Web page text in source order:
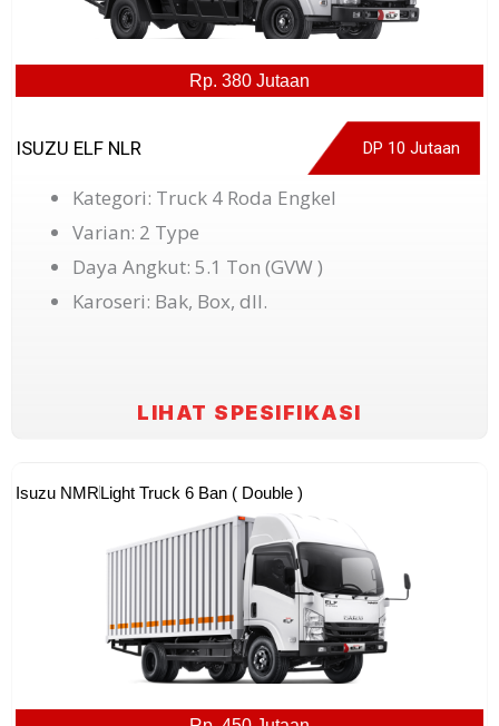
Rp. 380 Jutaan
ISUZU ELF NLR DP 10 Jutaan
Kategori: Truck 4 Roda Engkel
Varian: 2 Type
Daya Angkut: 5.1 Ton (GVW )
Karoseri: Bak, Box, dll.
LIHAT SPESIFIKASI
Isuzu NMRLight Truck 6 Ban ( Double )